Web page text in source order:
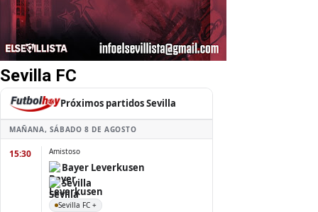
Sevilla FC